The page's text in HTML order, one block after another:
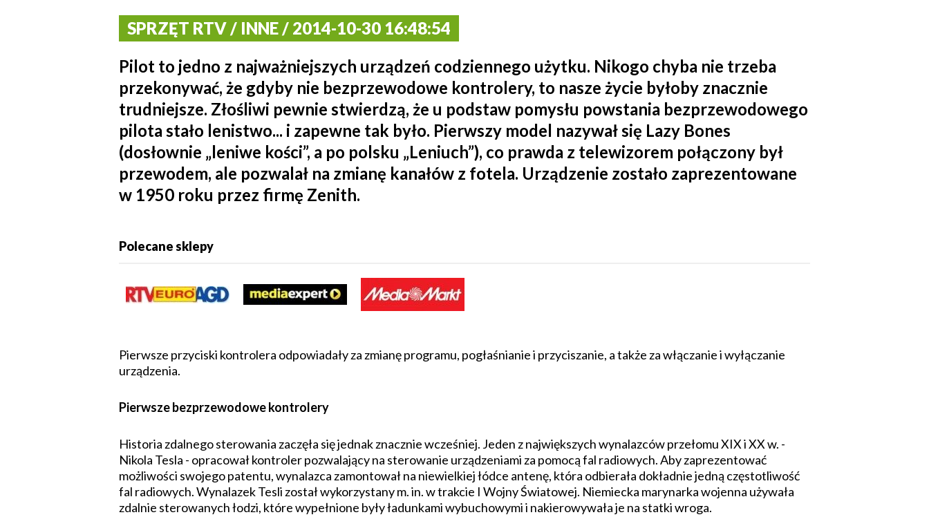
SPRZĘT RTV / INNE / 2014-10-30 16:48:54
Pilot to jedno z najważniejszych urządzeń codziennego użytku. Nikogo chyba nie trzeba
przekonywać, że gdyby nie bezprzewodowe kontrolery, to nasze życie byłoby znacznie
trudniejsze. Złośliwi pewnie stwierdzą, że u podstaw pomysłu powstania bezprzewodowego
pilota stało lenistwo... i zapewne tak było. Pierwszy model nazywał się Lazy Bones
(dosłownie „leniwe kości”, a po polsku „Leniuch”), co prawda z telewizorem połączony był
przewodem, ale pozwalał na zmianę kanałów z fotela. Urządzenie zostało zaprezentowane
w 1950 roku przez firmę Zenith.
Polecane sklepy
Pierwsze przyciski kontrolera odpowiadały za zmianę programu, pogłaśnianie i przyciszanie, a także za włączanie i wyłączanie
urządzenia.
Pierwsze bezprzewodowe kontrolery
Historia zdalnego sterowania zaczęła się jednak znacznie wcześniej. Jeden z największych wynalazców przełomu XIX i XX w. -
Nikola Tesla - opracował kontroler pozwalający na sterowanie urządzeniami za pomocą fal radiowych. Aby zaprezentować
możliwości swojego patentu, wynalazca zamontował na niewielkiej łódce antenę, która odbierała dokładnie jedną częstotliwość
fal radiowych. Wynalazek Tesli został wykorzystany m. in. w trakcie I Wojny Światowej. Niemiecka marynarka wojenna używała
zdalnie sterowanych łodzi, które wypełnione były ładunkami wybuchowymi i nakierowywała je na statki wroga.